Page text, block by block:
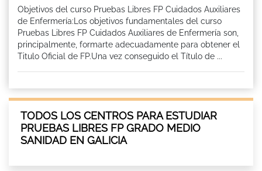
Objetivos del curso Pruebas Libres FP Cuidados Auxiliares
de Enfermería:Los objetivos fundamentales del curso
Pruebas Libres FP Cuidados Auxiliares de Enfermería son,
principalmente, formarte adecuadamente para obtener el
Titulo Oficial de FP.Una vez conseguido el Título de ...
TODOS LOS CENTROS PARA ESTUDIAR
PRUEBAS LIBRES FP GRADO MEDIO
SANIDAD EN GALICIA